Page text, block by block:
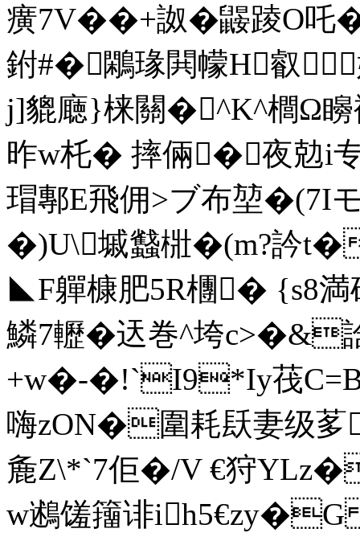
癀7V��+詉�鼹踜O
鉜#�鷴瑑閧幪H
j]貔廰}梾關�^K^櫚Ω矈
昨w杔� 摔倆� 夜勊i专
瑁鄟E飛佣>ブ布堃
�)U\墄蠽梉�(m?訡t�
◣F軃槺 肥5R檲� {s8
鱗7轣�迗巻^垮c>�&
+w�-�!`I9*Iy茷C=B
嗨zON�圍耗镺妻级
麁Z\*`7佢�/V €狩
w鶐馐籒诽